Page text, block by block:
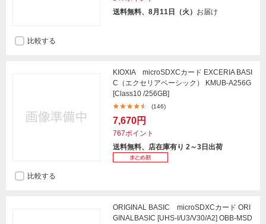
送料無料、8月11日（火） お届け
比較する
KIOXIA microSDXCカード EXCERIA BASI
C（エクセリアベーシック） KMUB-A256G
[Class10 /256GB]
(146)
7,670円
767ポイント
送料無料、店在庫有り 2～3日出荷
比較する
ORIGINAL BASIC microSDXCカード ORI
GINALBASIC [UHS-I/U3/V30/A2] OBB-MSD